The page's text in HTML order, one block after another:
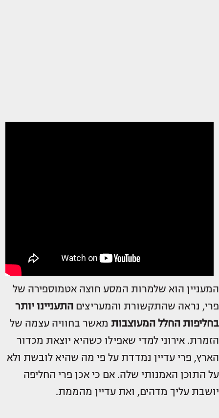
המעניין הוא שלמרות המסע חוצה אטמוספירה של
פרי, נראה שהתקשורת והמעריצים התעניינו יותר
בחליפות החלל המעוצבות מאשר בחוויה עצמה של
הזמרת. אירוני למדי שאפילו כשהיא יוצאת מכדור
הארץ, פרי עדיין נמדדת על פי מה שהיא לובשת ולא
על התוכן האמנותי שלה. אם כי אכן פרי החליפה
יושבת עליך מדהים, ואת עדיין מהממת.